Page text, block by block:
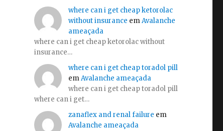
where can i get cheap ketorolac
without insurance emAvalanche
ameaçada
where can i get cheap ketorolac without
insurance…
where can i get cheap toradol pill
emAvalanche ameaçada
where can i get cheap toradol pill
where can i get…
zanaflex and renal failure em
Avalanche ameaçada